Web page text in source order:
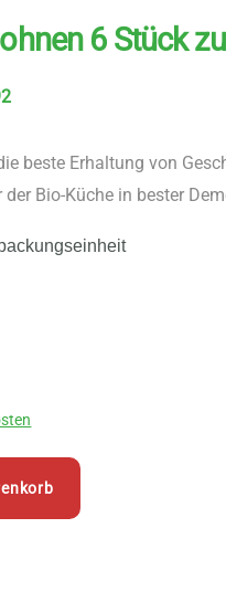
6 Stück
beste Erhaltung von
Bio-Küche in bester